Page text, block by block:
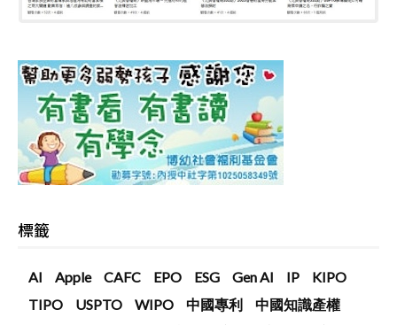
標籤
AI Apple CAFC EPO ESG Gen AI IP
KIPO
TIPO
USPTO WIPO 中國專利
中國知識產權